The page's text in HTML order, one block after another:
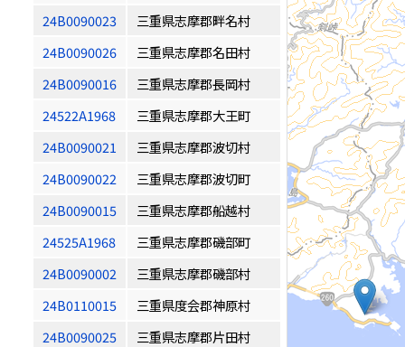
24B0090023
三重県志摩郡畔名村
24B0090026
三重県志摩郡名田村
24B0090016
三重県志摩郡長岡村
24522A1968
三重県志摩郡大王町
24B0090021
三重県志摩郡波切村
24B0090022
三重県志摩郡波切町
24B0090015
三重県志摩郡船越村
24525A1968
三重県志摩郡磯部町
24B0090002
三重県志摩郡磯部村
24B0110015
三重県度会郡神原村
24B0090025
三重県志摩郡片田村